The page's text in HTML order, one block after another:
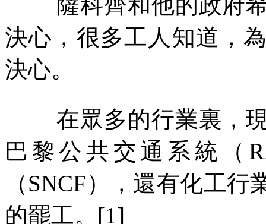
決心，很多工人知道，
決心。
在眾多的行業裏，
巴黎公共交通系統（
（SNCF），還有化工行
的罷工。 [1]